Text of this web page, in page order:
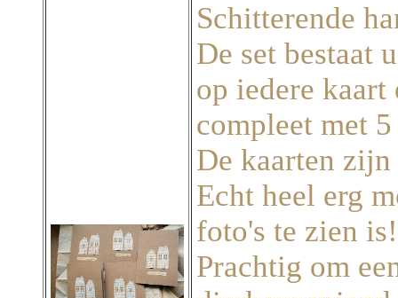
Schitterende
De set bestaat
op iedere kaart
compleet met
De kaarten
Echt heel erg
foto's te zien is!
Prachtig om